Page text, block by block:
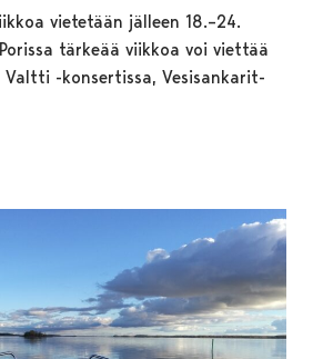
vietetään jälleen 18.–24.
tärkeää viikkoa voi viettää
-konsertissa, Vesisankarit-